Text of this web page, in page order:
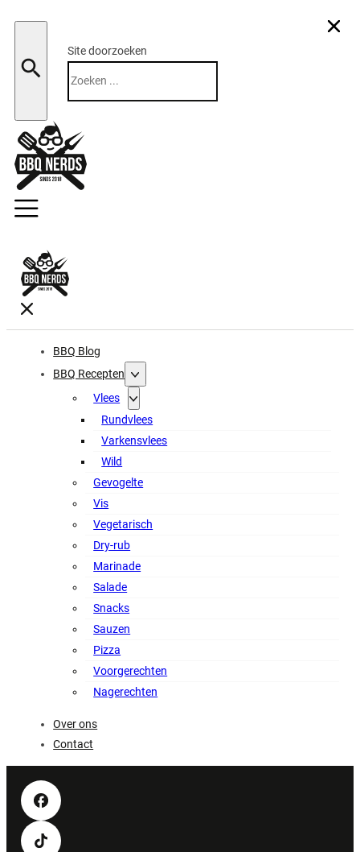
Site doorzoeken
BBQ Blog
BBQ Recepten
Vlees
Rundvlees
Varkensvlees
Wild
Gevogelte
Vis
Vegetarisch
Dry-rub
Marinade
Salade
Snacks
Sauzen
Pizza
Voorgerechten
Nagerechten
Over ons
Contact